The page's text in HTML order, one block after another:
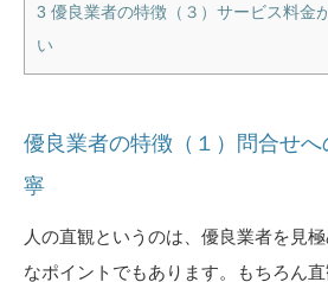
3 優良業者の特徴（３）サービス料金
い
優良業者の特徴（１）問合せ
寧
人の直観というのは、優良業者を見
なポイントでもあります。もちろん